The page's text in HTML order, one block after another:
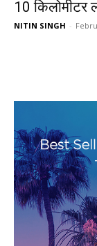
10 किलोमीटर
NITIN SINGH -